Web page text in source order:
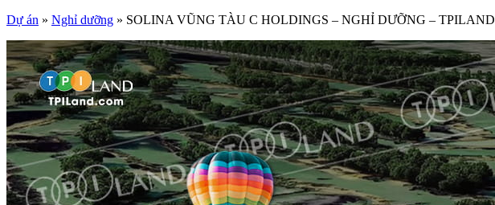
Dự án » Nghỉ dưỡng » SOLINA VŨNG TÀU C HOLDINGS – NGHỈ DƯỠNG – TPILAND